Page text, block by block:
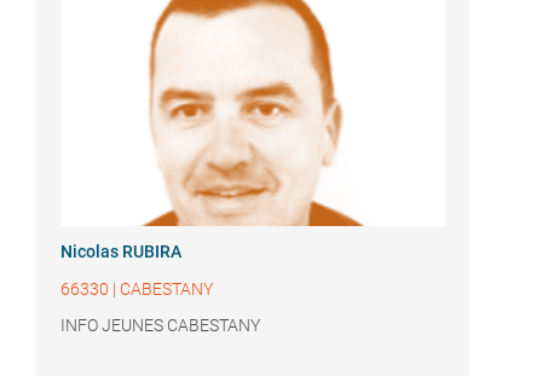
Nicolas RUBIRA
66330 | CABESTANY
INFO JEUNES CABESTANY